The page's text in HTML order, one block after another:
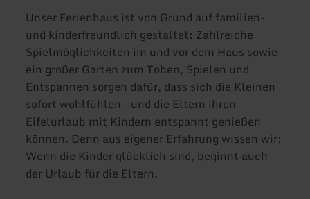
Unser Ferienhaus ist von Grund auf familien-
und kinderfreundlich gestaltet: Zahlreiche
Spielmöglichkeiten im und vor dem Haus sowie
ein großer Garten zum Toben, Spielen und
Entspannen sorgen dafür, dass sich die Kleinen
sofort wohlfühlen – und die Eltern ihren
Eifelurlaub mit Kindern entspannt genießen
können. Denn aus eigener Erfahrung wissen wir:
Wenn die Kinder glücklich sind, beginnt auch
der Urlaub für die Eltern.